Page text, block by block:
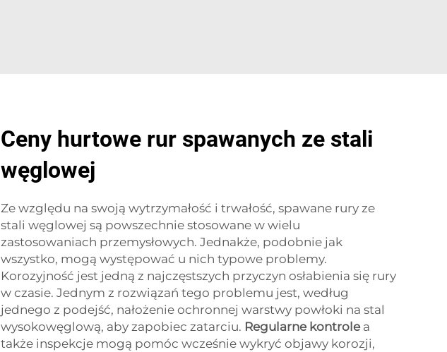
Ceny hurtowe rur spawanych ze stali
węglowej
Ze względu na swoją wytrzymałość i trwałość, spawane rury ze
stali węglowej są powszechnie stosowane w wielu
zastosowaniach przemysłowych. Jednakże, podobnie jak
wszystko, mogą występować u nich typowe problemy.
Korozyjność jest jedną z najczęstszych przyczyn osłabienia się rury
w czasie. Jednym z rozwiązań tego problemu jest, według
jednego z podejść, nałożenie ochronnej warstwy powłoki na stal
wysokowęglową, aby zapobiec zatarciu. Regularne kontrole a
także inspekcje mogą pomóc wcześnie wykryć objawy korozji,